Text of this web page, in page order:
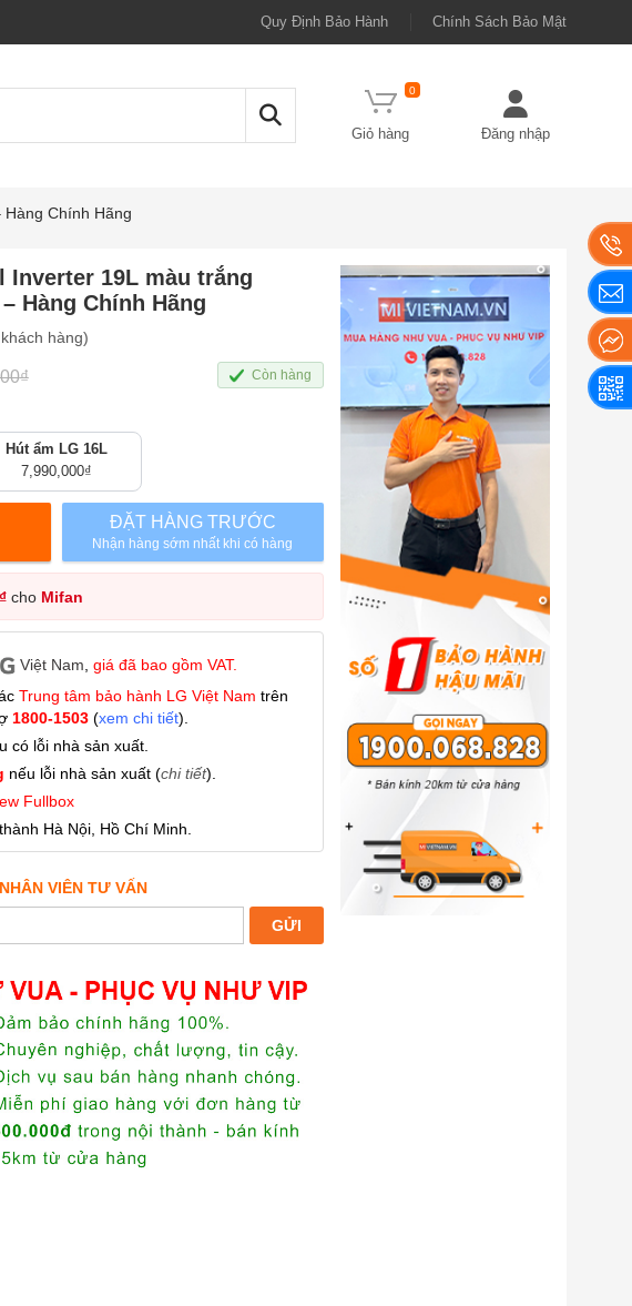
Quy Định Bảo Hành Chính Sách Bảo Mật
Giỏ hàng
0
Đăng nhập
Hàng Chính Hãng
Inverter 19L màu trắng
Hàng Chính Hãng
hàng)
₫
Hút ẩm LG 16L
7,990,000₫
Còn hàng
ĐẶT HÀNG TRƯỚC
Nhận hàng sớm nhất khi có hàng
cho Mifan
Việt Nam giá đã bao gồm VAT.
Trung tâm bảo hành LG Việt Nam trên
1800-1503 (xem chi tiết).
có lỗi nhà sản xuất.
nếu lỗi nhà sản xuất (chi tiết).
Fullbox
Hà Nội, Hồ Chí Minh.
VIÊN TƯ VẤN